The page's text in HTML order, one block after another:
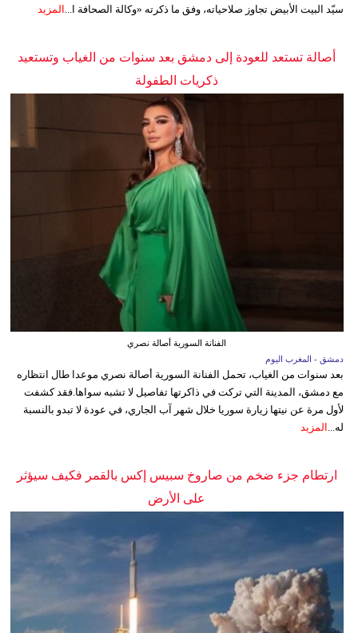
سيّد البيت الأبيض تجاوز صلاحياته، وفق ما ذكرته «وكالة الصحافة ا... المزيد
أصالة تستعد للعودة إلى دمشق بعد سنوات من الغياب وتستعيد
ذكريات الطفولة
الفنانة السورية أصالة نصري
دمشق - المغرب اليوم
بعد سنوات من الغياب، تحمل الفنانة السورية أصالة نصري موعدا طال انتظاره
مع دمشق، المدينة التي تركت في ذاكرتها تفاصيل لا تشبه سواها.فقد كشفت
لأول مرة عن نيتها زيارة سوريا خلال شهر آب الجاري، في عودة لا تبدو بالنسبة
له... المزيد
ارتطام جزء ضخم من صاروخ سبيس إكس بالقمر فكيف سيؤثر
على الأرض